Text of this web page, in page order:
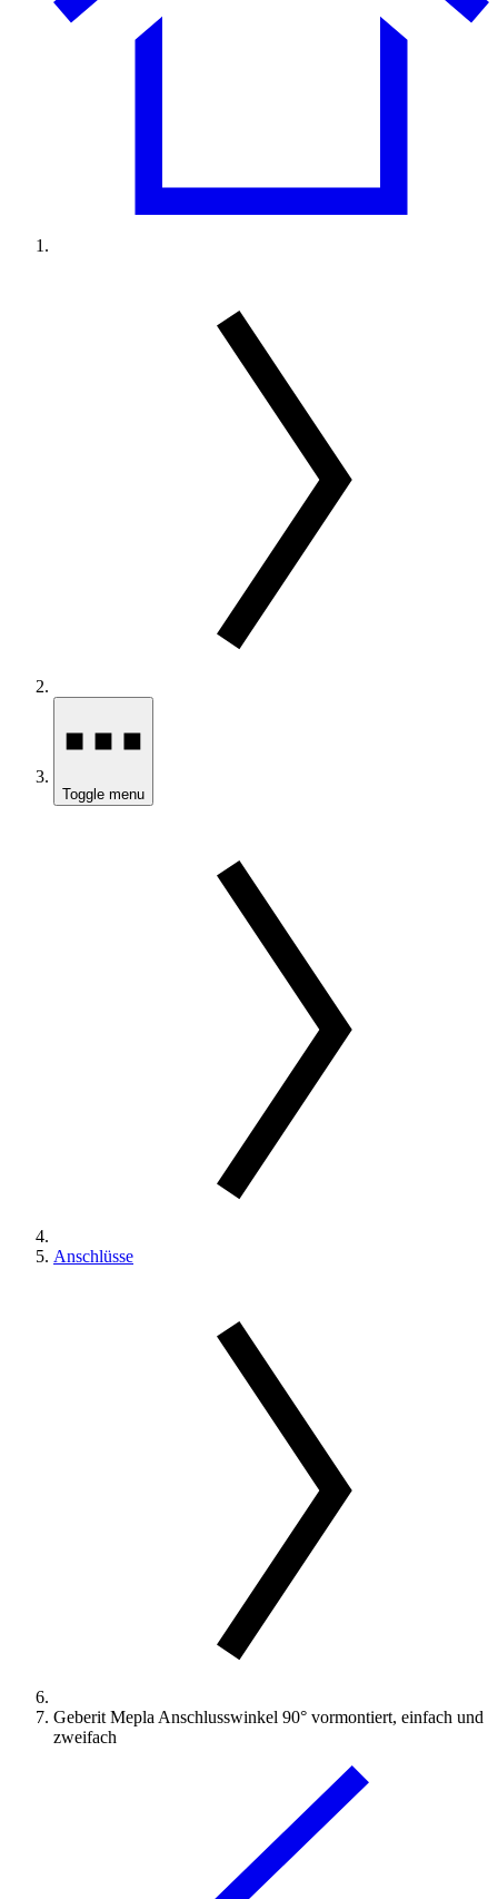
Toggle menu
Anschlüsse
Geberit Mepla Anschlusswinkel 90° vormontiert, einfach und
zweifach